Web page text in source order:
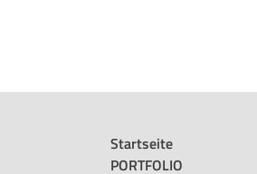
Startseite
PORTFOLIO